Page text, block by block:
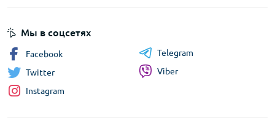
Мы в соцсетях
Facebook
Twitter
Instagram
Telegram
Viber